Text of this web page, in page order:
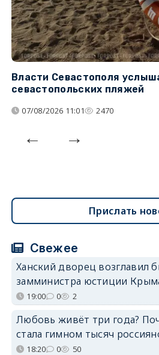
Власти Севастополя
севастопольских пляжей
07/08/2026 11:01 2470
Прислать
Свежее
Ханский дворец возглавил
замминистра юстиции
19:00 0 2
Любовь живёт три года?
стала гимном тысяч
18:20 0 50